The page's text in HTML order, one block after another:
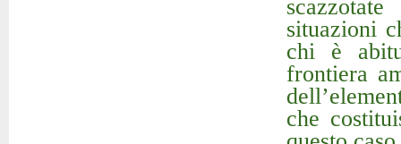
situazioni
chi è
frontiera
che